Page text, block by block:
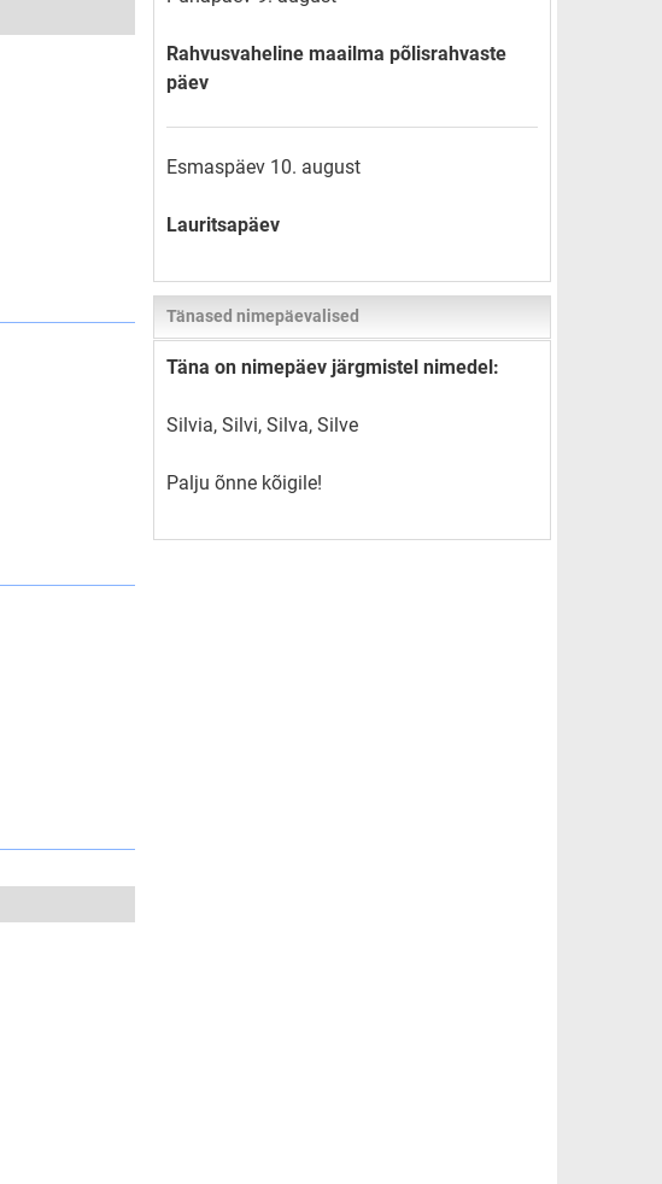
Rahvusvaheline maailma põlisrahvaste
päev
Esmaspäev 10. august
Lauritsapäev
Tänased nimepäevalised
Täna on nimepäev järgmistel nimedel:
Silvia, Silvi, Silva, Silve
Palju õnne kõigile!